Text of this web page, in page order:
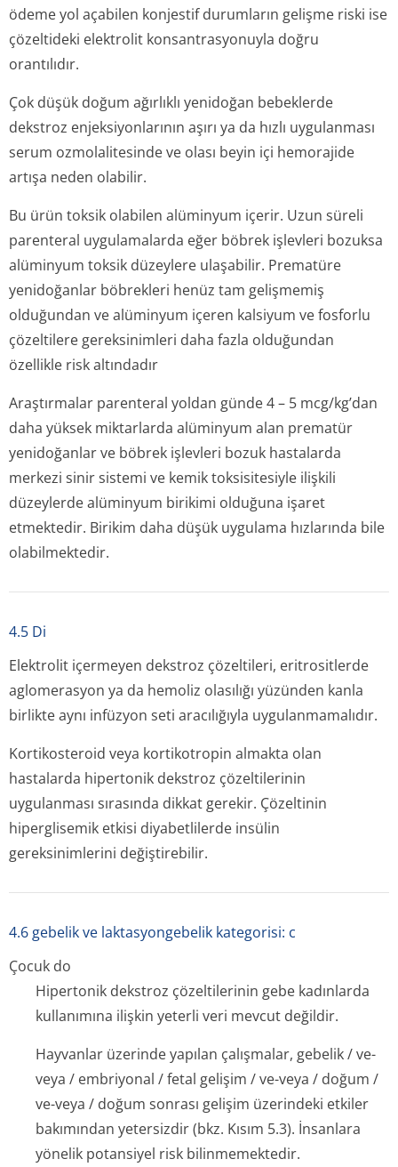
ödeme yol açabilen konjestif durumların gelişme riski ise
çözeltideki elektrolit konsantrasyonuyla doğru
orantılıdır.
Çok düşük doğum ağırlıklı yenidoğan bebeklerde
dekstroz enjeksiyonlarının aşırı ya da hızlı uygulanması
serum ozmolalitesinde ve olası beyin içi hemorajide
artışa neden olabilir.
Bu ürün toksik olabilen alüminyum içerir. Uzun süreli
parenteral uygulamalarda eğer böbrek işlevleri bozuksa
alüminyum toksik düzeylere ulaşabilir. Prematüre
yenidoğanlar böbrekleri henüz tam gelişmemiş
olduğundan ve alüminyum içeren kalsiyum ve fosforlu
çözeltilere gereksinimleri daha fazla olduğundan
özellikle risk altındadır
Araştırmalar parenteral yoldan günde 4 – 5 mcg/kg’dan
daha yüksek miktarlarda alüminyum alan prematür
yenidoğanlar ve böbrek işlevleri bozuk hastalarda
merkezi sinir sistemi ve kemik toksisitesiyle ilişkili
düzeylerde alüminyum birikimi olduğuna işaret
etmektedir. Birikim daha düşük uygulama hızlarında bile
olabilmektedir.
4.5 Di
Elektrolit içermeyen dekstroz çözeltileri, eritrositlerde
aglomerasyon ya da hemoliz olasılığı yüzünden kanla
birlikte aynı infüzyon seti aracılığıyla uygulanmamalıdır.
Kortikosteroid veya kortikotropin almakta olan
hastalarda hipertonik dekstroz çözeltilerinin
uygulanması sırasında dikkat gerekir. Çözeltinin
hiperglisemik etkisi diyabetlilerde insülin
gereksinimlerini değiştirebilir.
4.6 gebelik ve laktasyongebelik kategorisi: c
Çocuk do
Hipertonik dekstroz çözeltilerinin gebe kadınlarda
kullanımına ilişkin yeterli veri mevcut değildir.
Hayvanlar üzerinde yapılan çalışmalar, gebelik / ve-
veya / embriyonal / fetal gelişim / ve-veya / doğum /
ve-veya / doğum sonrası gelişim üzerindeki etkiler
bakımından yetersizdir (bkz. Kısım 5.3). İnsanlara
yönelik potansiyel risk bilinmemektedir.